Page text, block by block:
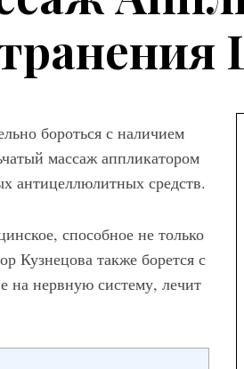
бороться с наличием
массаж аппликатором
антицеллюлитных средств.
способное не только
Кузнецова также борется с
на нервную систему, лечит